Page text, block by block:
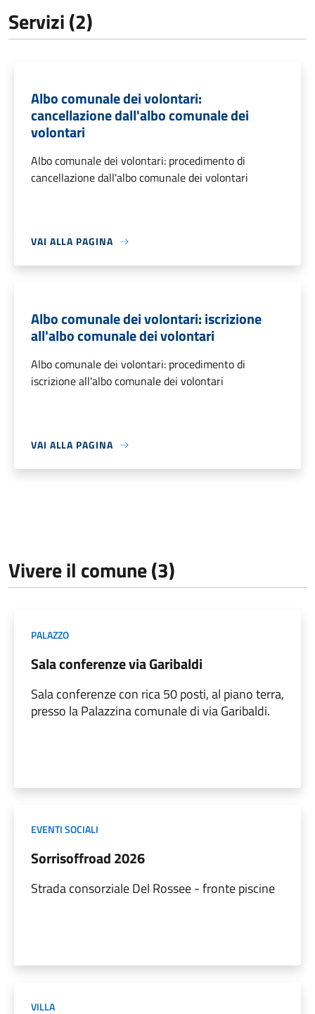
Servizi (2)
Albo comunale dei volontari:
cancellazione dall'albo comunale dei
volontari
Albo comunale dei volontari: procedimento di
cancellazione dall'albo comunale dei volontari
VAI ALLA PAGINA
Albo comunale dei volontari: iscrizione
all'albo comunale dei volontari
Albo comunale dei volontari: procedimento di
iscrizione all'albo comunale dei volontari
VAI ALLA PAGINA
Vivere il comune (3)
PALAZZO
Sala conferenze via Garibaldi
Sala conferenze con rica 50 posti, al piano terra,
presso la Palazzina comunale di via Garibaldi.
EVENTI SOCIALI
Sorrisoffroad 2026
Strada consorziale Del Rossee - fronte piscine
VILLA